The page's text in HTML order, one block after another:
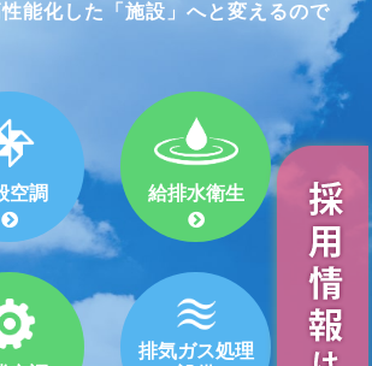
能化した「施設」へと変えるので
空調
排気ガス処理
給排水衛生